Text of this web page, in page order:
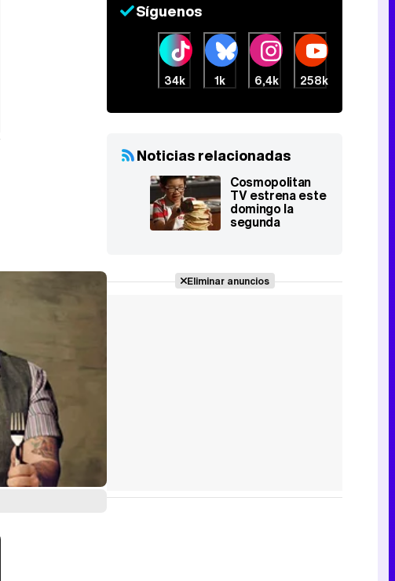
Síguenos
34k 1k 6,4k 258k
Noticias relacionadas
Cosmopolitan
TV estrena este
domingo la
segunda
temporada de
Eliminar anuncios